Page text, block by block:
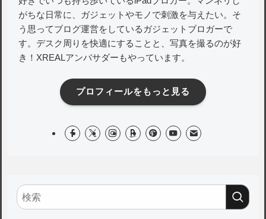
がちな日常に、ガジェットやモノで刺激を与えたい。そ
う思ってブログ運営をしているガジェットブロガーで
す。デスク周りを快適にすることと、写真を撮るのが好
き！XREALアンバサダーもやっています。
プロフィールをもっと見る